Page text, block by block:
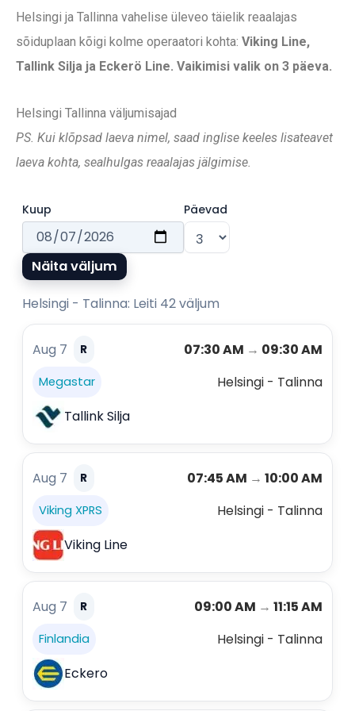
Helsingi ja Tallinna vahelise üleveo täielik reaalajas
sõiduplaan kõigi kolme operaatori kohta: Viking Line,
Tallink Silja ja Eckerö Line. Vaikimisi valik on 3 päeva.
Helsingi Tallinna väljumisajad
PS. Kui klõpsad laeva nimel, saad inglise keeles lisateavet
laeva kohta, sealhulgas reaalajas jälgimise.
Kuup Päevad
Näita väljum
Helsingi - Talinna: Leiti 42 väljum
Aug 7 R 07:30 AM → 09:30 AM
Megastar
Helsingi - Talinna
Tallink Silja
Aug 7 R 07:45 AM → 10:00 AM
Viking XPRS
Helsingi - Talinna
Viking Line
Aug 7 R 09:00 AM → 11:15 AM
Finlandia
Helsingi - Talinna
Eckero